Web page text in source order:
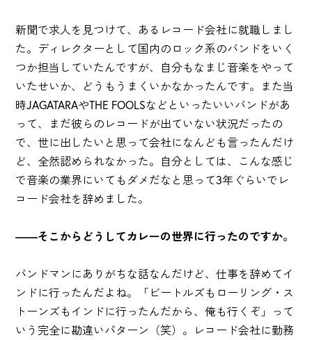
新聞で求人を見つけて、あるレコード会社に就職しまし
た。ディレクターとして国内のロック系のバンドをいく
つか担当していたんですが、自分もなまじ音楽をやって
いたせいか、どうもうまくいかなかったんです。また当
時JAGATARAやTHE FOOLSなどといったいいバンドがあ
って、まだ彼らのレコードが出ていない状況だったの
で、世に出したいと思って会社になんども言ったんだけ
ど、全然認められなかった。自分としては、こんな感じ
で音楽の業界にいてもダメだなと思って3年ぐらいでレ
コード会社を辞めました。
――そこからどうしてカレーの世界に行ったのですか。
バンドマンにありがちな話なんだけど、仕事を辞めてイ
ンドに行ったんだよね。「ビートルズもローリング・ス
トーンズもインドに行ったんだから、俺も行くぞ」って
いう完全に勘違いパターン（笑）。レコード会社に勤務